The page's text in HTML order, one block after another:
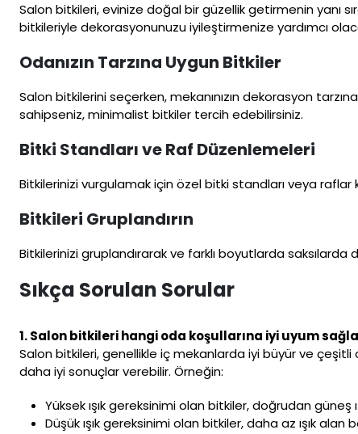
Salon bitkileri, evinize doğal bir güzellik getirmenin yanı
bitkileriyle dekorasyonunuzu iyileştirmenize yardımcı
Odanızın Tarzına Uygun Bitkiler
Salon bitkilerini seçerken, mekanınızın dekorasyon
sahipseniz, minimalist bitkiler tercih edebilirsiniz.
Bitki Standları ve Raf Düzenlemeleri
Bitkilerinizi vurgulamak için özel bitki standları veya raflar
Bitkileri Gruplandırın
Bitkilerinizi gruplandırarak ve farklı boyutlarda
Sıkça Sorulan Sorular
1. Salon bitkileri hangi oda koşullarına iyi uyum
Salon bitkileri, genellikle iç mekanlarda iyi büyür ve
daha iyi sonuçlar verebilir. Örneğin:
Yüksek ışık gereksinimi olan bitkiler, doğrudan
Düşük ışık gereksinimi olan bitkiler, daha az ışık